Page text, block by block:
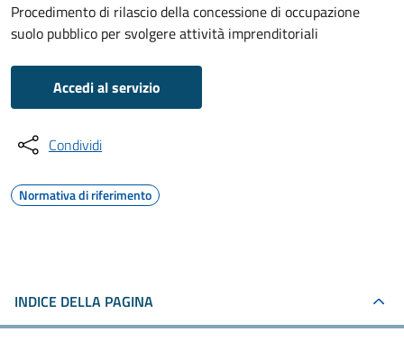
Procedimento di rilascio della concessione di occupazione
suolo pubblico per svolgere attività imprenditoriali
Accedi al servizio
Condividi
Normativa di riferimento
INDICE DELLA PAGINA